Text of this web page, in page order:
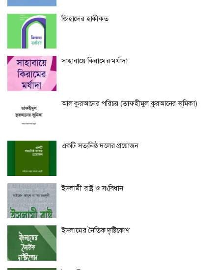
জিহাদের হাকীকত
সাহাবায়ে কিরামের মর্যাদা
আল কুরআনের পরিচয় (তাফহীমুল কুরআনের ভূমিকা)
একটি সত্যনিষ্ঠ দলের প্রয়োজন
ইসলামী রাষ্ট্র ও সংবিধান
ইসলামের নৈতিক দৃষ্টিকোণ